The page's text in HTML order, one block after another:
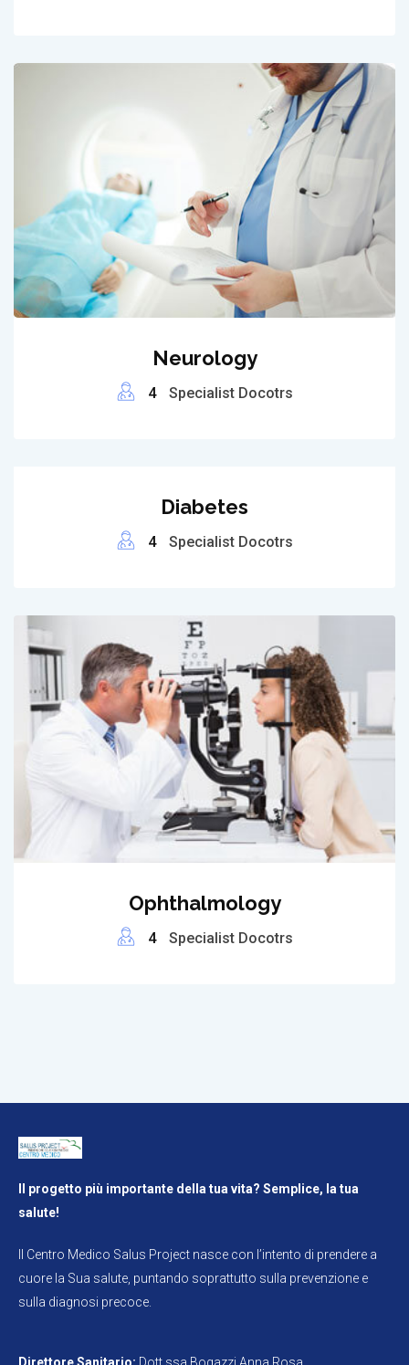
Neurology
4 Specialist Docotrs
Diabetes
4 Specialist Docotrs
Ophthalmology
4 Specialist Docotrs
Il progetto più importante della tua vita? Semplice, la tua
salute!
Il Centro Medico Salus Project nasce con l’intento di prendere a
cuore la Sua salute, puntando soprattutto sulla prevenzione e
sulla diagnosi precoce.